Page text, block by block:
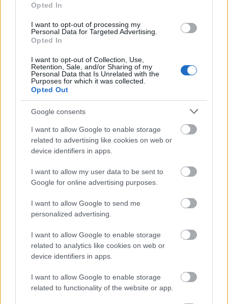
Opted In
I want to opt-out of processing my
Personal Data for Targeted Advertising.
Opted In
I want to opt-out of Collection, Use,
Retention, Sale, and/or Sharing of my
Personal Data that Is Unrelated with the
Purposes for which it was collected.
Opted Out
Google consents
I want to allow Google to enable storage
related to advertising like cookies on web or
device identifiers in apps.
I want to allow my user data to be sent to
Google for online advertising purposes.
I want to allow Google to send me
personalized advertising.
I want to allow Google to enable storage
related to analytics like cookies on web or
device identifiers in apps.
I want to allow Google to enable storage
related to functionality of the website or app.
BKK KM Építő Kft.
Látványos építési szakasz indult be a Flórián téri
felüljárón
A tartós nyári hőség jelentős kihívás elé állítja a KM Építőt,
ennek ellenére folyamatosan halad az aszfaltozás.
Paks II.: Mit jelent az 5. blokk új
árnyékában?
Elkészült a Liszt Ferenc repülőtér
közelében lévő logisztikai bázis út- és
közműhálózatának fejlesztése
Egyetlen, fél évszázados vezetéken
múlt Bicske vízellátása
Épített öröksége megújításával is készül
Mohács a csata ötszázadik